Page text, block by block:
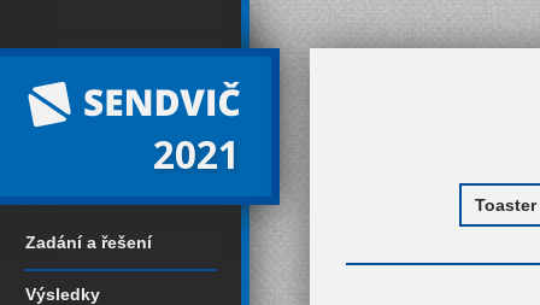
2021
Zadání a řešení
Výsledky